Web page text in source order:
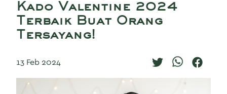
Kado Valentine 2024
Terbaik Buat Orang
Tersayang!
13 Feb 2024